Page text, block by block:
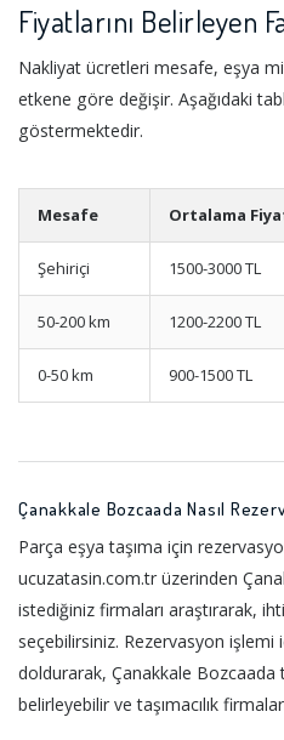
Fiyatlarını Belirleyen
Nakliyat ücretleri mesafe, eşya
etkene göre değişir. Aşağıdaki
göstermektedir.
Mesafe Ortalama
Şehiriçi 1500-3000 TL
50-200 km 1200-2200 TL
0-50 km 900-1500 TL
Çanakkale Bozcaada Nasıl
Parça eşya taşıma için
ucuzatasin.com.tr üzerinden
istediğiniz firmaları araştırarak,
seçebilirsiniz. Rezervasyon
doldurarak, Çanakkale Bozcaada
belirleyebilir ve taşımacılık